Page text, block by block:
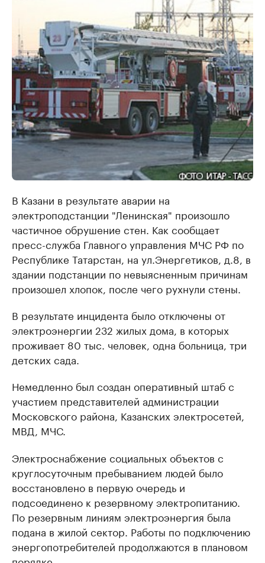
В Казани в результате аварии на
электроподстанции "Ленинская" произошло
частичное обрушение стен. Как сообщает
пресс-служба Главного управления МЧС РФ по
Республике Татарстан, на ул.Энергетиков, д.8, в
здании подстанции по невыясненным причинам
произошел хлопок, после чего рухнули стены.
В результате инцидента было отключены от
электроэнергии 232 жилых дома, в которых
проживает 80 тыс. человек, одна больница, три
детских сада.
Немедленно был создан оперативный штаб с
участием представителей администрации
Московского района, Казанских электросетей,
МВД, МЧС.
Электроснабжение социальных объектов с
круглосуточным пребыванием людей было
восстановлено в первую очередь и
подсоединено к резервному электропитанию.
По резервным линиям электроэнергия была
подана в жилой сектор. Работы по подключению
энергопотребителей продолжаются в плановом